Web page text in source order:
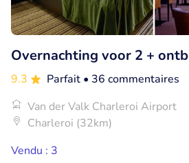
Overnachting voor 2 +
9.3 Parfait • 36 commentaires
Van der Valk Charleroi Airport
Charleroi (32km)
Vendu : 3